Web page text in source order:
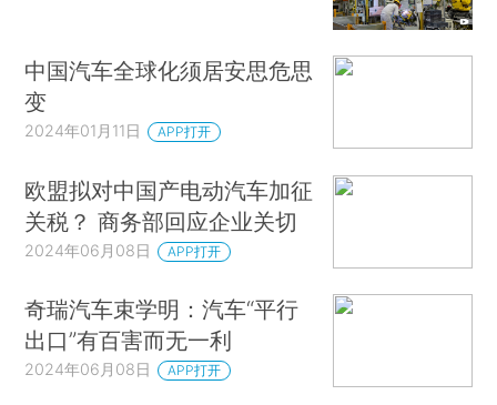
中国汽车全球化须居安思危思
变
2024年01月11日 APP打开
欧盟拟对中国产电动汽车加征
关税？ 商务部回应企业关切
2024年06月08日 APP打开
奇瑞汽车束学明：汽车“平行
出口”有百害而无一利
2024年06月08日 APP打开